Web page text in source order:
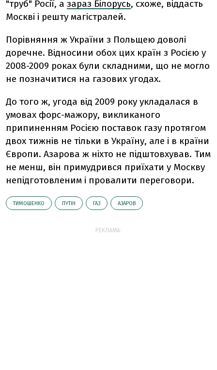
"труб" Росії, а зараз Білорусь, схоже, віддасть
Москві і решту магістралей.
Порівняння ж України з Польщею доволі
доречне. Відносини обох цих країн з Росією у
2008-2009 роках були складними, що не могло
не позначитися на газових угодах.
До того ж, угода від 2009 року укладалася в
умовах форс-мажору, викликаного
припиненням Росією поставок газу протягом
двох тижнів не тільки в Україну, але і в країни
Європи. Азарова ж ніхто не підштовхував. Тим
не менш, він примудрився приїхати у Москву
непідготовленим і провалити переговори.
ТИМОШЕНКО ПУТІН ГАЗ АЗАРОВ
РЕКЛАМА: